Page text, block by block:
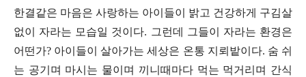
한결같은 마음은 사랑하는 아이들이 밝고 건강하게 구김살
없이 자라는 모습일 것이다. 그런데 그들이 자라는 환경은
어떤가? 아이들이 살아가는 세상은 온통 지뢰밭이다. 숨 쉬
는 공기며 마시는 물이며 끼니때마다 먹는 먹거리며 간식